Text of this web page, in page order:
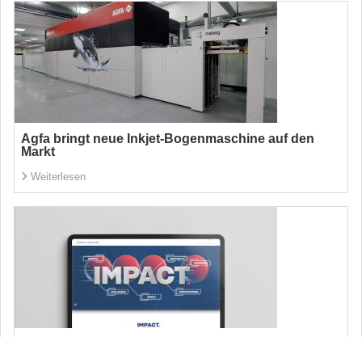
Agfa bringt neue Inkjet-Bogenmaschine auf den
Markt
Weiterlesen